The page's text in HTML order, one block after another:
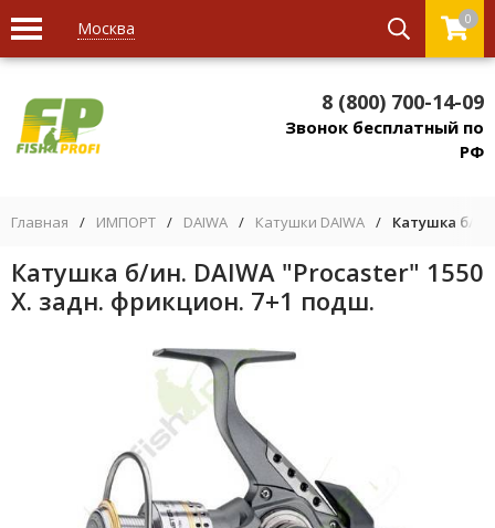
Москва 0
8 (800) 700-14-09
Звонок бесплатный по
РФ
Главная / ИМПОРТ / DAIWA / Катушки DAIWA / Катушка б/
Катушка б/ин. DAIWA "Procaster" 1550
Х. задн. фрикцион. 7+1 подш.